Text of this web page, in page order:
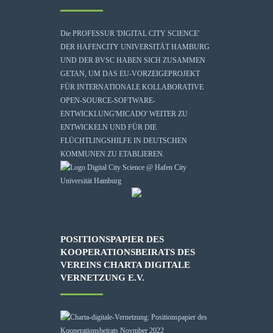
Die PROFESSUR 'DIGITAL CITY SCIENCE'
DER HAFENCITY UNIVERSITÄT HAMBURG
UND DER BVSC HABEN SICH ZUSAMMEN
GETAN, UM DAS EU-VORZEIGEPROJEKT
FÜR INTERNATIONALE KOLLABORATIVE
OPEN-SOURCE-SOFTWARE-
ENTWICKLUNG'MICADO' WEITER ZU
ENTWICKELN UND FÜR DIE
FLÜCHTLINGSHILFE IN DEUTSCHEN
KOMMUNEN ZU ETABLIEREN.
POSITIONSPAPIER DES
KOOPERATIONSBEIRATS DES
VEREINS CHARTA DIGITALE
VERNETZUNG E.V.